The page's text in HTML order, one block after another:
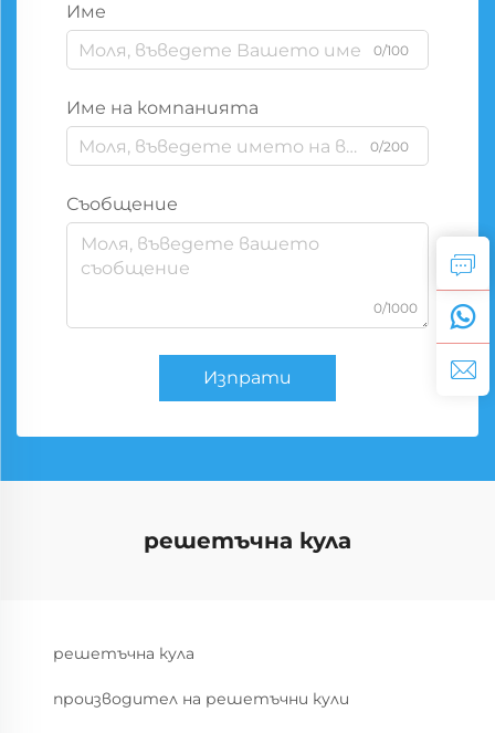
Име
0/100
Име на компанията
0/200
Съобщение
0/1000
Изпрати
решетъчна кула
решетъчна кула
производител на решетъчни кули